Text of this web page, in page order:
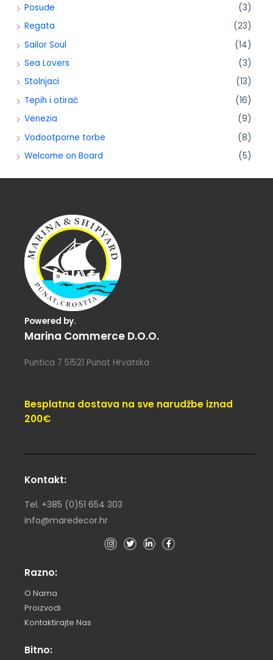
Posuđe
(3)
Regata
(23)
Sailor Soul
(14)
Sea Lovers
(3)
Stolnjaci
(13)
Tepih i otirač
(16)
Venezia
(9)
Vodootporne torbe
(8)
Welcome on Board
(5)
Powered by.
Marina Commerce D.o.o.
Puntica 7 51521 Punat Hrvatska
Besplatna dostava na sve narudžbe iznad
200€
Kontakt:
Tel. +385 (0)51 654 303
info@maredecor.hr
Razno:
O Nama
Proizvodi
Kontaktirajte Nas
Bitno: